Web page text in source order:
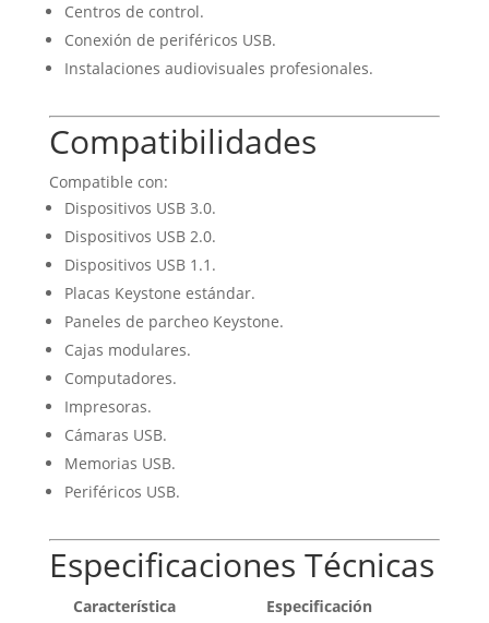
Centros de control.
Conexión de periféricos USB.
Instalaciones audiovisuales profesionales.
Compatibilidades
Compatible con:
Dispositivos USB 3.0.
Dispositivos USB 2.0.
Dispositivos USB 1.1.
Placas Keystone estándar.
Paneles de parcheo Keystone.
Cajas modulares.
Computadores.
Impresoras.
Cámaras USB.
Memorias USB.
Periféricos USB.
Especificaciones Técnicas
Característica Especificación